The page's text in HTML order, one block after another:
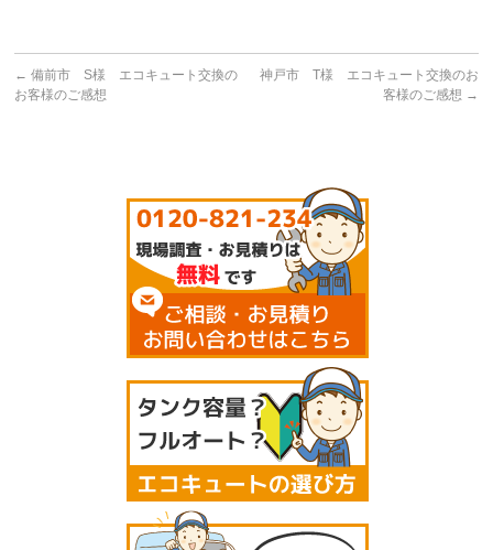
← 備前市 S様 エコキュート交換の
お客様のご感想
神戸市 T様 エコキュート交換のお
客様のご感想 →